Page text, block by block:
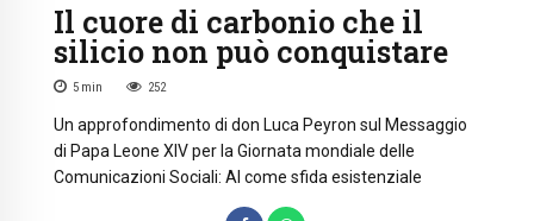
Il cuore di carbonio che il
silicio non può conquistare
5 min 252
Un approfondimento di don Luca Peyron sul Messaggio
di Papa Leone XIV per la Giornata mondiale delle
Comunicazioni Sociali: AI come sfida esistenziale